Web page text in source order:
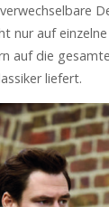
nur auf einzelne
auf die
liefert.